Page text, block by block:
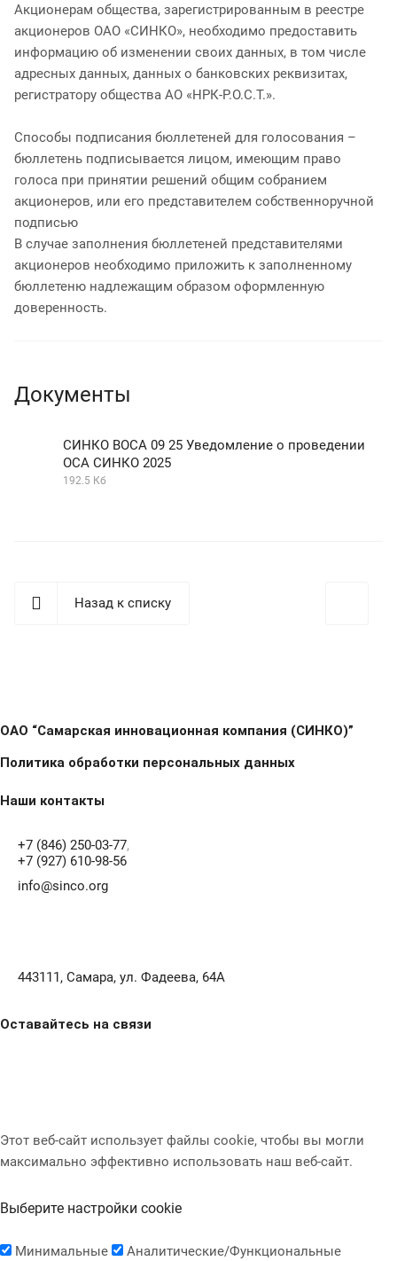
Акционерам общества, зарегистрированным в реестре
акционеров ОАО «СИНКО», необходимо предоставить
информацию об изменении своих данных, в том числе
адресных данных, данных о банковских реквизитах,
регистратору общества АО «НРК-Р.О.С.Т.».
Способы подписания бюллетеней для голосования –
бюллетень подписывается лицом, имеющим право
голоса при принятии решений общим собранием
акционеров, или его представителем собственноручной
подписью
В случае заполнения бюллетеней представителями
акционеров необходимо приложить к заполненному
бюллетеню надлежащим образом оформленную
доверенность.
Документы
СИНКО ВОСА 09 25 Уведомление о проведении
ОСА СИНКО 2025
192.5 Кб
Назад к списку
ОАО “Самарская инновационная компания (СИНКО)”
Политика обработки персональных данных
Наши контакты
+7 (846) 250-03-77,
+7 (927) 610-98-56
info@sinco.org
443111, Самара, ул. Фадеева, 64А
Оставайтесь на связи
Этот веб-сайт использует файлы cookie, чтобы вы могли
максимально эффективно использовать наш веб-сайт.
Выберите настройки cookie
Минимальные Аналитические/Функциональные